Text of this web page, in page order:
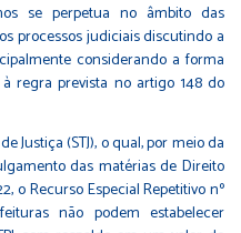
se perpetua no âmbito das
processos judiciais discutindo a
considerando a forma
regra prevista no artigo 148 do
Justiça (STJ), o qual, por meio da
das matérias de Direito
o Recurso Especial Repetitivo nº
não podem estabelecer